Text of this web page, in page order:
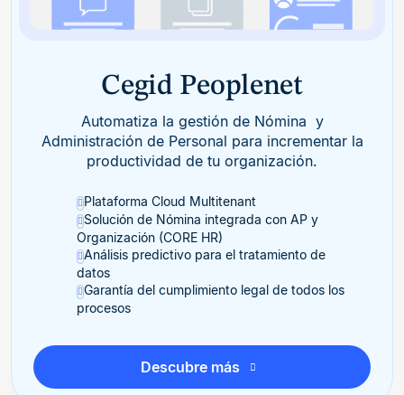
Cegid Peoplenet
Automatiza la gestión de Nómina y
Administración de Personal para incrementar la
productividad de tu organización.
Plataforma Cloud Multitenant
Solución de Nómina integrada con AP y
Organización (CORE HR)
Análisis predictivo para el tratamiento de
datos
Garantía del cumplimiento legal de todos los
procesos
Descubre más